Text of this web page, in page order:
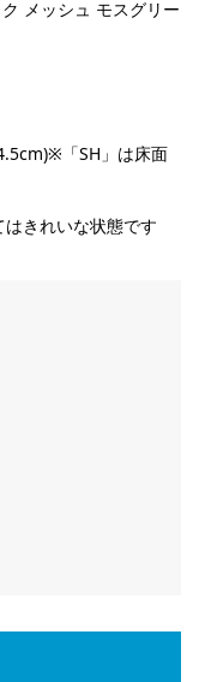
メッシュ モスグリー
「SH」は床面
きれいな状態です